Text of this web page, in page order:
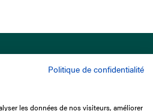
Politique de confidentialité
les données de nos visiteurs, améliorer